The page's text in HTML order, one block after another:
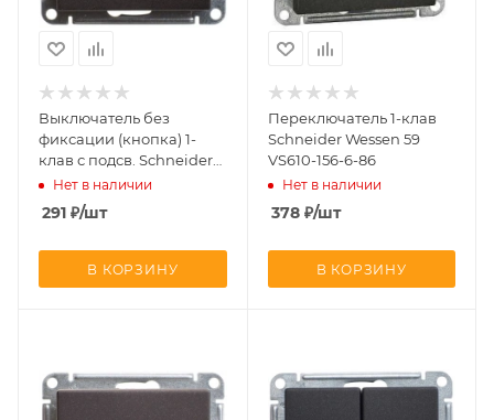
Выключатель без
фиксации (кнопка) 1-
клав с подсв. Schneider
Wessen 59 VS110-151-6-86
Нет в наличии
291 ₽/шт
В КОРЗИНУ
Переключатель 1-клав
Schneider Wessen 59
VS610-156-6-86
Нет в наличии
378₽/шт
В КОРЗИНУ